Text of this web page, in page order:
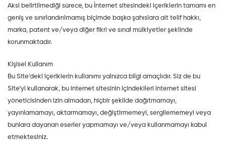
Aksi belirtilmediği sürece, bu İnternet sitesindeki içeriklerin tamamı en
geniş ve sınırlandırılmamış biçimde başka şahıslara ait telif hakkı,
marka, patent ve/veya diğer fikri ve sınaî mülkiyetler şeklinde
korunmaktadır.
Kişisel Kullanım
Bu Site'deki içeriklerin kullanımı yalnızca bilgi amaçlıdır. Siz de bu
Site’yi kullanarak, bu internet sitesinin içindekileri internet sitesi
yöneticisinden izin almadan, hiçbir şekilde dağıtmamayı,
yayınlamamayı, aktarmamayı, değiştirmemeyi, sergilememeyi veya
bunlara dayanan eserler yapmamayı ve/veya kullanmamayı kabul
etmektesiniz.